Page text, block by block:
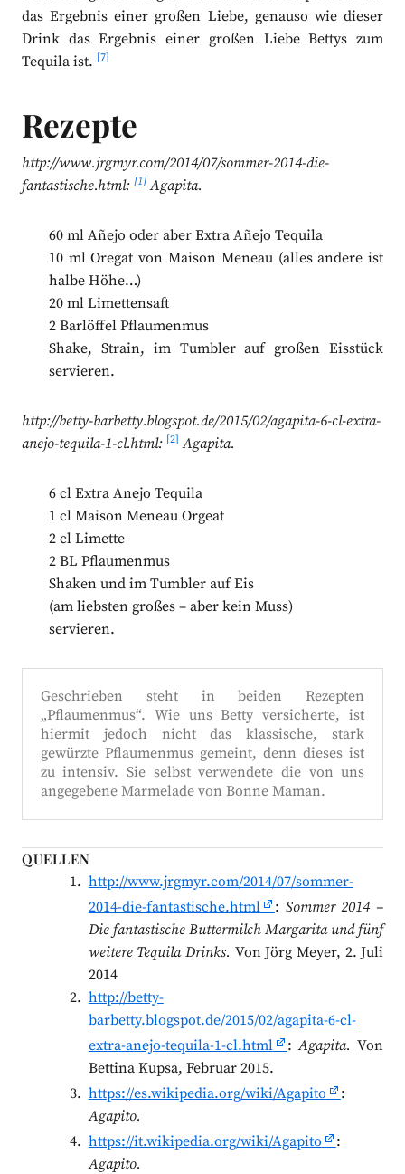
das Ergebnis einer großen Liebe, genauso wie dieser
Drink das Ergebnis einer großen Liebe Bettys zum
Tequila ist.[7]
Rezepte
http://www.jrgmyr.com/2014/07/sommer-2014-die-
fantastische.html: [1]Agapita.
60 ml Añejo oder aber Extra Añejo Tequila
10 ml Oregat von Maison Meneau (alles andere ist
halbe Höhe…)
20 ml Limettensaft
2 Barlöffel Pflaumenmus
Shake, Strain, im Tumbler auf großen Eisstück
servieren.
http://betty-barbetty.blogspot.de/2015/02/agapita-6-cl-extra-
anejo-tequila-1-cl.html: [2] Agapita.
6 cl Extra Anejo Tequila
1 cl Maison Meneau Orgeat
2 cl Limette
2 BL Pflaumenmus
Shaken und im Tumbler auf Eis
(am liebsten großes – aber kein Muss)
servieren.
Geschrieben steht in beiden Rezepten
„Pflaumenmus“. Wie uns Betty versicherte, ist
hiermit jedoch nicht das klassische, stark
gewürzte Pflaumenmus gemeint, denn dieses ist
zu intensiv. Sie selbst verwendete die von uns
angegebene Marmelade von Bonne Maman.
QUELLEN
http://www.jrgmyr.com/2014/07/sommer-
2014-die-fantastische.html
: Sommer 2014 –
Die fantastische Buttermilch Margarita und fünf
weitere Tequila Drinks. Von Jörg Meyer, 2. Juli
2014
http://betty-
barbetty.blogspot.de/2015/02/agapita-6-cl-
extra-anejo-tequila-1-cl.html
:Agapita. Von
Bettina Kupsa, Februar 2015.
https://es.wikipedia.org/wiki/Agapito
:
Agapito.
https://it.wikipedia.org/wiki/Agapito
:
Agapito.